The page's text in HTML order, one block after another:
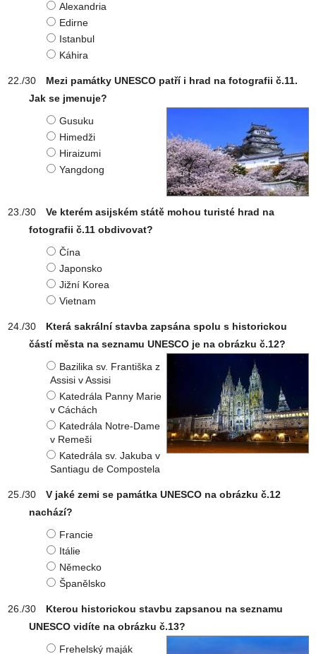
Alexandria
Edirne
Istanbul
Káhira
Mezi památky UNESCO patří i hrad na fotografii č.11.
Jak se jmenuje?
Gusuku
Himedži
Hiraizumi
Yangdong
Ve kterém asijském státě mohou turisté hrad na
fotografii č.11 obdivovat?
Čína
Japonsko
Jižní Korea
Vietnam
Která sakrální stavba zapsána spolu s historickou
částí města na seznamu UNESCO je na obrázku č.12?
Bazilika sv. Františka z
Assisi v Assisi
Katedrála Panny Marie
v Cáchách
Katedrála Notre-Dame
v Remeši
Katedrála sv. Jakuba v
Santiagu de Compostela
V jaké zemi se památka UNESCO na obrázku č.12
nachází?
Francie
Itálie
Německo
Španělsko
Kterou historickou stavbu zapsanou na seznamu
UNESCO vidíte na obrázku č.13?
Frehelský maják